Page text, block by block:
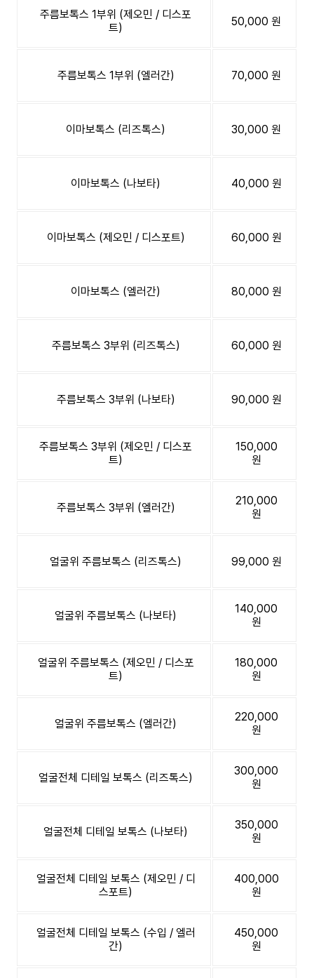
주름보톡스 1부위 (제오민 / 디스포
트)
50,000 원
주름보톡스 1부위 (엘러간) 70,000 원
이마보톡스 (리즈톡스) 30,000 원
이마보톡스 (나보타) 40,000 원
이마보톡스 (제오민 / 디스포트) 60,000 원
이마보톡스 (엘러간) 80,000 원
주름보톡스 3부위 (리즈톡스) 60,000 원
주름보톡스 3부위 (나보타) 90,000 원
주름보톡스 3부위 (제오민 / 디스포
트)
150,000
원
주름보톡스 3부위 (엘러간)
210,000
원
얼굴위 주름보톡스 (리즈톡스) 99,000 원
얼굴위 주름보톡스 (나보타)
140,000
원
얼굴위 주름보톡스 (제오민 / 디스포
트)
180,000
원
얼굴위 주름보톡스 (엘러간)
220,000
원
얼굴전체 디테일 보톡스 (리즈톡스)
300,000
원
얼굴전체 디테일 보톡스 (나보타)
350,000
원
얼굴전체 디테일 보톡스 (제오민 / 디
스포트)
400,000
원
얼굴전체 디테일 보톡스 (수입 / 엘러
간)
450,000
원